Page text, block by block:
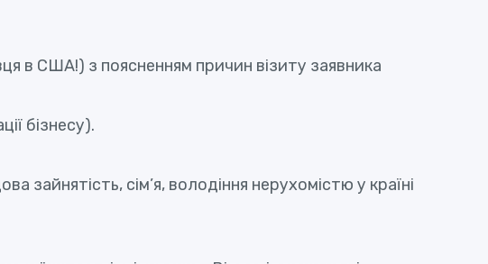
в США!) з поясненням причин візиту заявника
бізнесу).
зайнятість, сім’я, володіння нерухомістю у країні